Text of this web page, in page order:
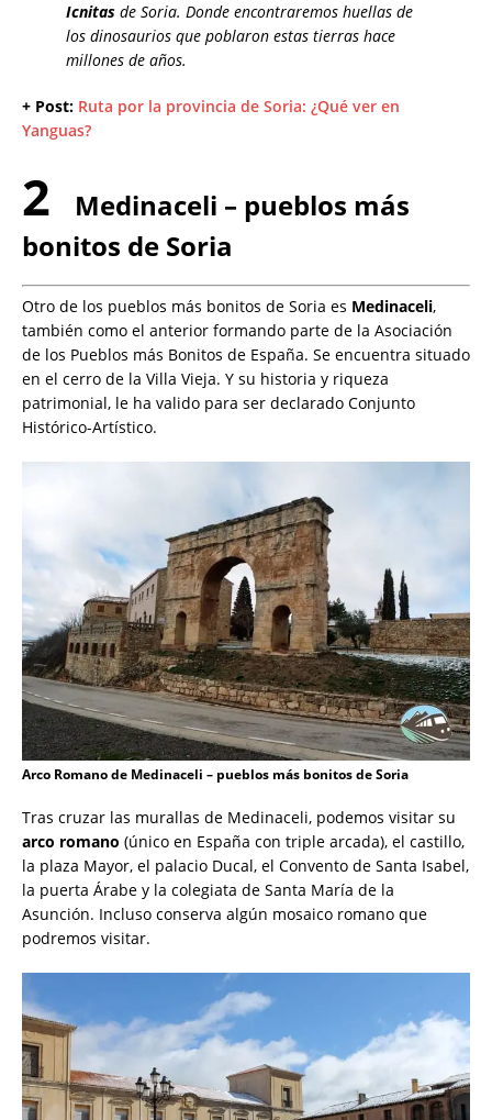
Icnitas de Soria. Donde encontraremos huellas de
los dinosaurios que poblaron estas tierras hace
millones de años.
+ Post: Ruta por la provincia de Soria: ¿Qué ver en
Yanguas?
2
Medinaceli – pueblos más
bonitos de Soria
Otro de los pueblos más bonitos de Soria es Medinaceli,
también como el anterior formando parte de la Asociación
de los Pueblos más Bonitos de España. Se encuentra situado
en el cerro de la Villa Vieja. Y su historia y riqueza
patrimonial, le ha valido para ser declarado Conjunto
Histórico-Artístico.
Arco Romano de Medinaceli – pueblos más bonitos de Soria
Tras cruzar las murallas de Medinaceli, podemos visitar su
arco romano (único en España con triple arcada), el castillo,
la plaza Mayor, el palacio Ducal, el Convento de Santa Isabel,
la puerta Árabe y la colegiata de Santa María de la
Asunción. Incluso conserva algún mosaico romano que
podremos visitar.